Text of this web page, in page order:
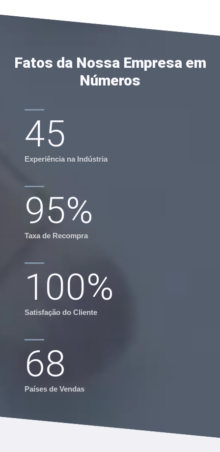
Fatos da Nossa Empresa em
Números
45
Experiência na Indústria
95%
Taxa de Recompra
100%
Satisfação do Cliente
68
Países de Vendas